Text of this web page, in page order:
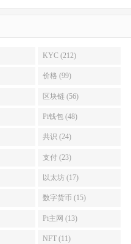
KYC (212)
价格 (99)
区块链 (56)
Pi钱包 (48)
共识 (24)
支付 (23)
以太坊 (17)
数字货币 (15)
Pi主网 (13)
NFT (11)